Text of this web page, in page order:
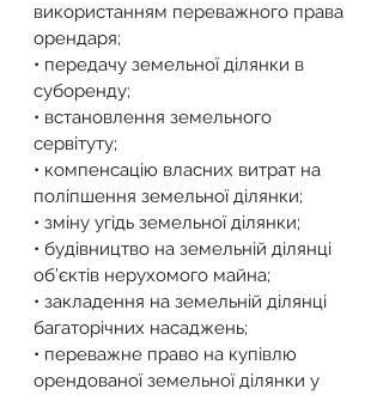
використанням переважного права
орендаря;
• передачу земельної ділянки в
суборенду;
• встановлення земельного
сервітуту;
• компенсацію власних витрат на
поліпшення земельної ділянки;
• зміну угідь земельної ділянки;
• будівництво на земельній ділянці
об’єктів нерухомого майна;
• закладення на земельній ділянці
багаторічних насаджень;
• переважне право на купівлю
орендованої земельної ділянки у